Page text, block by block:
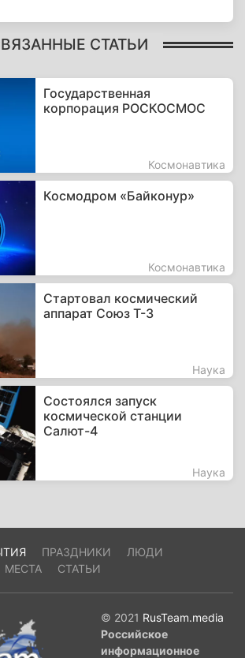
СТАТЬИ
Государственная
корпорация РОСКОСМОС
Космонавтика
Космодром «Байконур»
Космонавтика
Стартовал космический
аппарат Союз Т-3
Наука
Состоялся запуск
космической станции
Салют-4
Наука
ПРАЗДНИКИ
ЛЮДИ
МЕСТА СТАТЬИ
© 2021 RusTeam.media
Российское
информационное